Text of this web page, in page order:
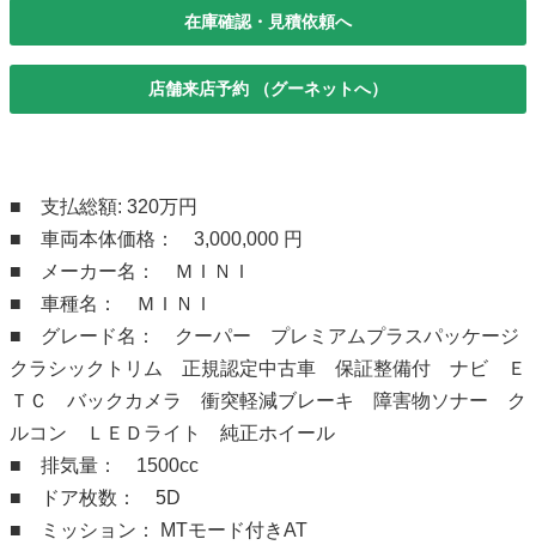
在庫確認・見積依頼へ
店舗来店予約 （グーネットへ）
■ 支払総額: 320万円
■ 車両本体価格： 3,000,000 円
■ メーカー名： ＭＩＮＩ
■ 車種名： ＭＩＮＩ
■ グレード名： クーパー プレミアムプラスパッケージ
クラシックトリム 正規認定中古車 保証整備付 ナビ Ｅ
ＴＣ バックカメラ 衝突軽減ブレーキ 障害物ソナー ク
ルコン ＬＥＤライト 純正ホイール
■ 排気量： 1500cc
■ ドア枚数： 5D
■ ミッション： MTモード付きAT